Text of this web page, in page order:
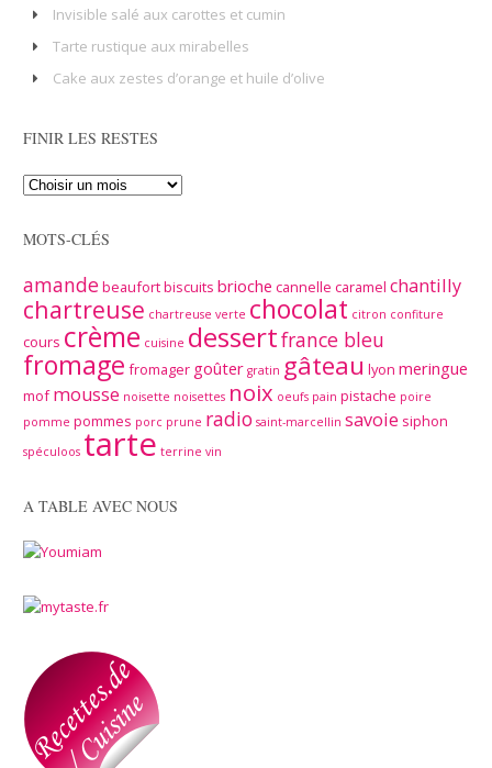
Invisible salé aux carottes et cumin
Tarte rustique aux mirabelles
Cake aux zestes d’orange et huile d’olive
FINIR LES RESTES
MOTS-CLÉS
amandebeaufortbiscuits brioche cannelle caramel chantilly
chartreuse chartreuse verte chocolat citron confiture
cours crème cuisine dessertfrance bleu
fromage fromager goûter gratin gâteau lyon meringue
mof mousse noisette noisettes noix oeufs pain pistache poire
pomme pommes porc prune radio saint-marcellin savoie siphon
spéculoos tarte terrine vin
A TABLE AVEC NOUS